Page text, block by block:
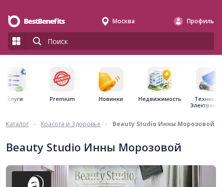
Москва Профиль
Услуги Premium Новинки Недвижимость
Техника
Каталог - Красота и Здоровье - Beauty Studio Инны Морозовой
Beauty Studio Инны Морозовой